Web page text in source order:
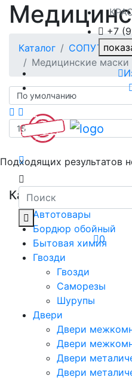
+7
0
Каталог
Медицинские маски
Подходящих результатов
Категории
Автотовары
Бордюр обойный
Бытовая химия
Гвозди
Гвозди
Саморезы
Шурупы
Двери
Двери
Двери
Двери
Двери